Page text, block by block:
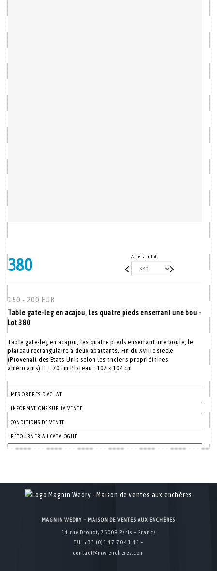
380 Aller au lot
150 - 200 EUR
Table gate-leg en acajou, les quatre pieds enserrant une bou -
Lot 380
Table gate-leg en acajou, les quatre pieds enserrant une boule, le
plateau rectangulaire à deux abattants. Fin du XVIIIe siècle.
(Provenait des Etats-Unis selon les anciens propriétaires
américains) H. : 70 cm Plateau : 102 x 104 cm
MES ORDRES D'ACHAT
INFORMATIONS SUR LA VENTE
CONDITIONS DE VENTE
RETOURNER AU CATALOGUE
MAGNIN WEDRY – MAISON DE VENTES AUX ENCHÈRES
14 rue Drouot, 75009 Paris – France
Tél. +33 (0)1 47 70 41 41 –
contact@mw-encheres.com